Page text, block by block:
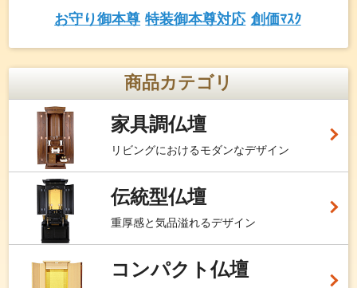
お守り御本尊 特装御本尊対応 創価ﾏｽｸ
商品カテゴリ
家具調仏壇
リビングにおけるモダンなデザイン
伝統型仏壇
重厚感と気品溢れるデザイン
コンパクト仏壇